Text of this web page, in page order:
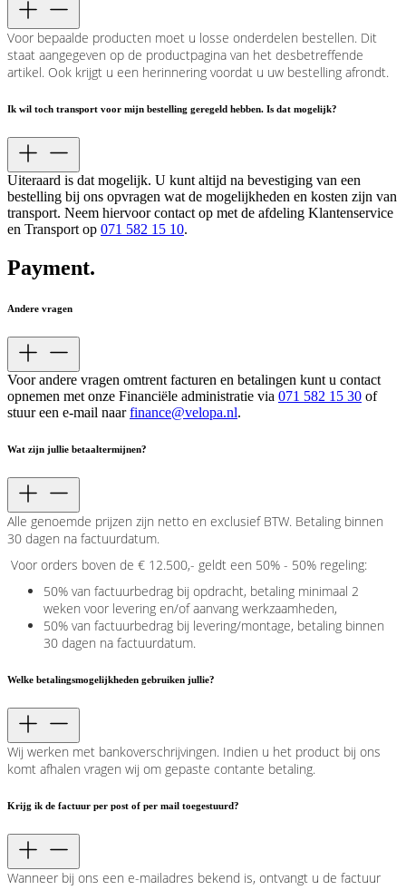
Voor bepaalde producten moet u losse onderdelen bestellen. Dit
staat aangegeven op de productpagina van het desbetreffende
artikel. Ook krijgt u een herinnering voordat u uw bestelling afrondt.
Ik wil toch transport voor mijn bestelling geregeld hebben. Is dat mogelijk?
Uiteraard is dat mogelijk. U kunt altijd na bevestiging van een
bestelling bij ons opvragen wat de mogelijkheden en kosten zijn van
transport. Neem hiervoor contact op met de afdeling Klantenservice
en Transport op 071 582 15 10.
Payment.
Andere vragen
Voor andere vragen omtrent facturen en betalingen kunt u contact
opnemen met onze Financiële administratie via 071 582 15 30 of
stuur een e-mail naarfinance@velopa.nl.
Wat zijn jullie betaaltermijnen?
Alle genoemde prijzen zijn netto en exclusief BTW. Betaling binnen
30 dagen na factuurdatum.
Voor orders boven de € 12.500,- geldt een 50% - 50% regeling:
50% van factuurbedrag bij opdracht, betaling minimaal 2
weken voor levering en/of aanvang werkzaamheden,
50% van factuurbedrag bij levering/montage, betaling binnen
30 dagen na factuurdatum.
Welke betalingsmogelijkheden gebruiken jullie?
Wij werken met bankoverschrijvingen. Indien u het product bij ons
komt afhalen vragen wij om gepaste contante betaling.
Krijg ik de factuur per post of per mail toegestuurd?
Wanneer bij ons een e-mailadres bekend is, ontvangt u de factuur